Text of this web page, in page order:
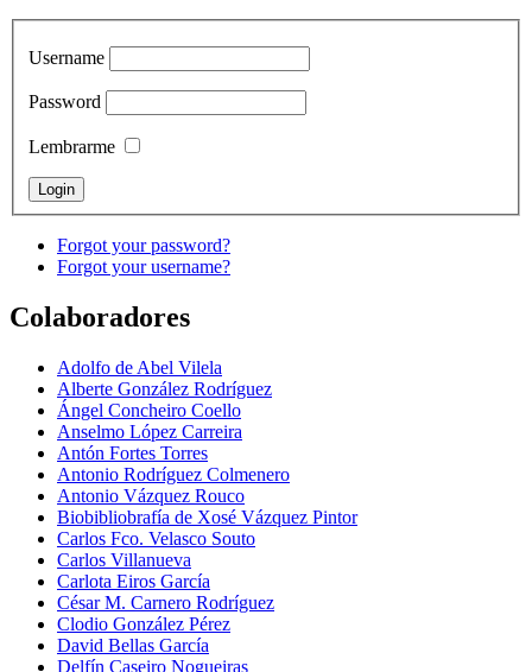
Username
Password
Lembrarme
Forgot your password?
Forgot your username?
Colaboradores
Adolfo de Abel Vilela
Alberte González Rodríguez
Ángel Concheiro Coello
Anselmo López Carreira
Antón Fortes Torres
Antonio Rodríguez Colmenero
Antonio Vázquez Rouco
Biobibliobrafía de Xosé Vázquez Pintor
Carlos Fco. Velasco Souto
Carlos Villanueva
Carlota Eiros García
César M. Carnero Rodríguez
Clodio González Pérez
David Bellas García
Delfín Caseiro Nogueiras